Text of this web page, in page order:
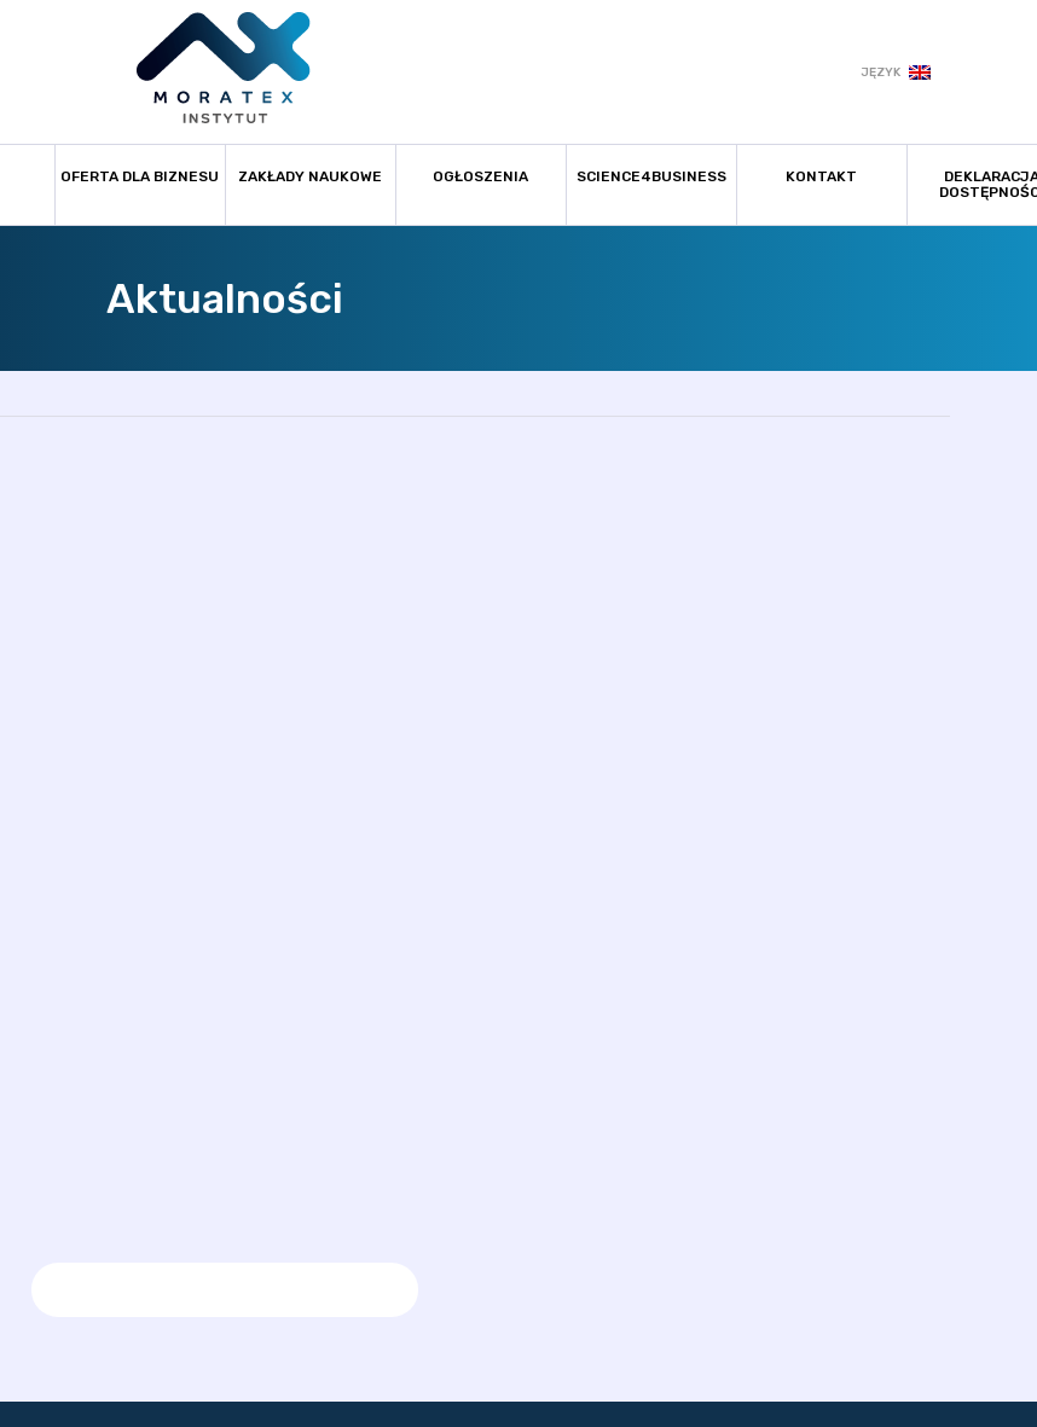
JĘZYK
OFERTA DLA BIZNESU ZAKŁADY NAUKOWE OGŁOSZENIA SCIENCE4BUSINESS KONTAKT
Aktualności